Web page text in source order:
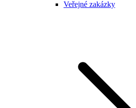
Veřejné zakázky